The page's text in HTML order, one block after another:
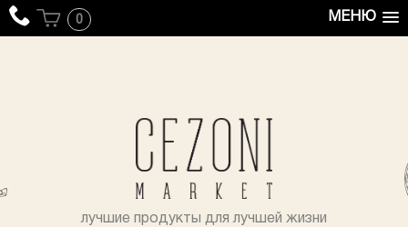
МЕНЮ
0
лучшие продукты для лучшей жизни